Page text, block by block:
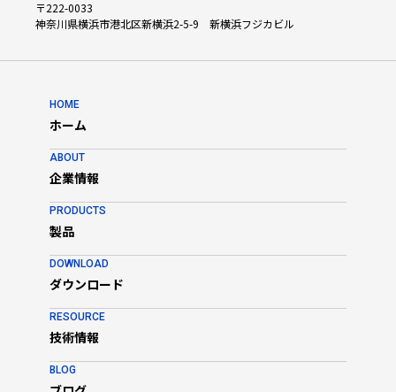
◆二次元シンボルのISO/ANSI検証
各種2Dシンボル品質仕様にて規定された全てのパラメータで検
◆分析ツール
不良個所を色分け表示し、問題解決を容易にします。
LVS-95XXソフトウェアは、GS1 System Symbol Specification
Tableに定め られたDPM要求をサポートします。
◆ソフトウェア ：EAIV
有効期限、GTIN、バッチ番号など全てのGS1アプリケーション識
◆ユーザー権限オプション
操作パスワードは暗号化され、ローカルデータベースに保存しま
す。期限 管理、誤入力パスワードの試行回数もカウントします。
◆動作環境 最新のWindowsで実行可能。
・水平方向 3.0 インチ（76 mm）
・垂直方向 2.25インチ（57.15 mm）
・DPM検証 1.75インチ（44 mm）x 1.75インチ（44 mm）
・金属、樹脂、複合材料、セラミック表面のマーク検証。
・ISO/IEC 29158R、MIL-STD-130N Change 1に準拠。
〒222-0033
神奈川県横浜市港北区新横浜2-5-9 新横浜フジカビル
HOME
ホーム
ABOUT
企業情報
PRODUCTS
製品
DOWNLOAD
ダウンロード
RESOURCE
技術情報
BLOG